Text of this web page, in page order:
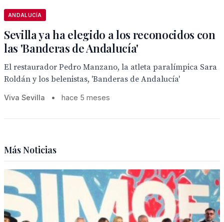
ANDALUCÍA
Sevilla ya ha elegido a los reconocidos con
las 'Banderas de Andalucía'
El restaurador Pedro Manzano, la atleta paralímpica Sara
Roldán y los belenistas, 'Banderas de Andalucía'
Viva Sevilla • hace 5 meses
Más Noticias